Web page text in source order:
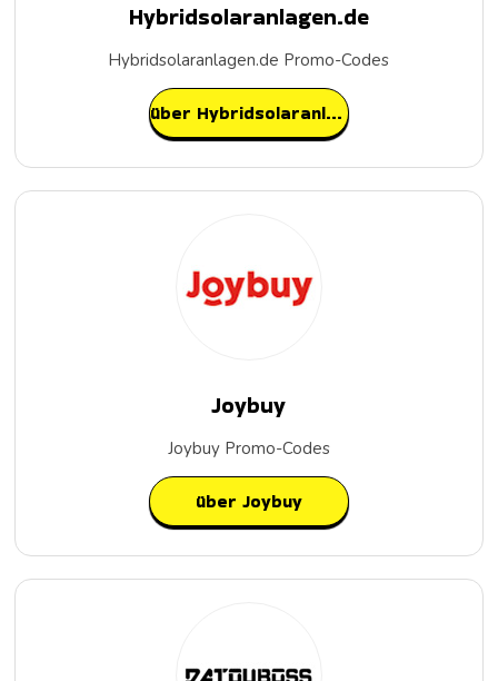
Hybridsolaranlagen.de
Hybridsolaranlagen.de Promo-Codes
über Hybridsolaranlagen.de
Joybuy
Joybuy Promo-Codes
über Joybuy